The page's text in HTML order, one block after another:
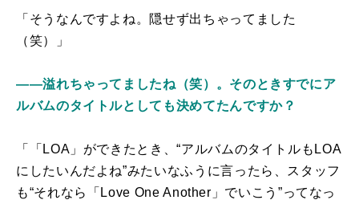
「そうなんですよね。隠せず出ちゃってました
（笑）」
――溢れちゃってましたね（笑）。そのときすでにア
ルバムのタイトルとしても決めてたんですか？
「「LOA」ができたとき、“アルバムのタイトルもLOA
にしたいんだよね”みたいなふうに言ったら、スタッフ
も“それなら「Love One Another」でいこう”ってなっ